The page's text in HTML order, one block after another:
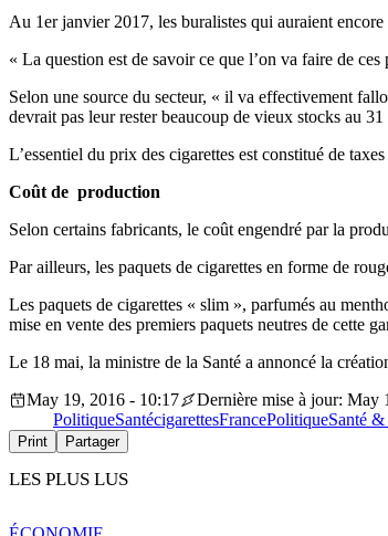
Au 1er janvier 2017, les buralistes qui auraient
« La question est de savoir ce que l’on va faire de
Selon une source du secteur, « il va effectivement
devrait pas leur rester beaucoup de vieux stocks au 31
L’essentiel du prix des cigarettes est constitué de
Coût de production
Selon certains fabricants, le coût engendré par la
Par ailleurs, les paquets de cigarettes en forme de
Les paquets de cigarettes « slim », parfumés au
mise en vente des premiers paquets neutres de cette
Le 18 mai, la ministre de la Santé a annoncé la
May 19, 2016 - 10:17
Dernière mise à jour: May
PolitiqueSantécigarettesFrancePolitiqueSanté
Print Partager
LES PLUS LUS